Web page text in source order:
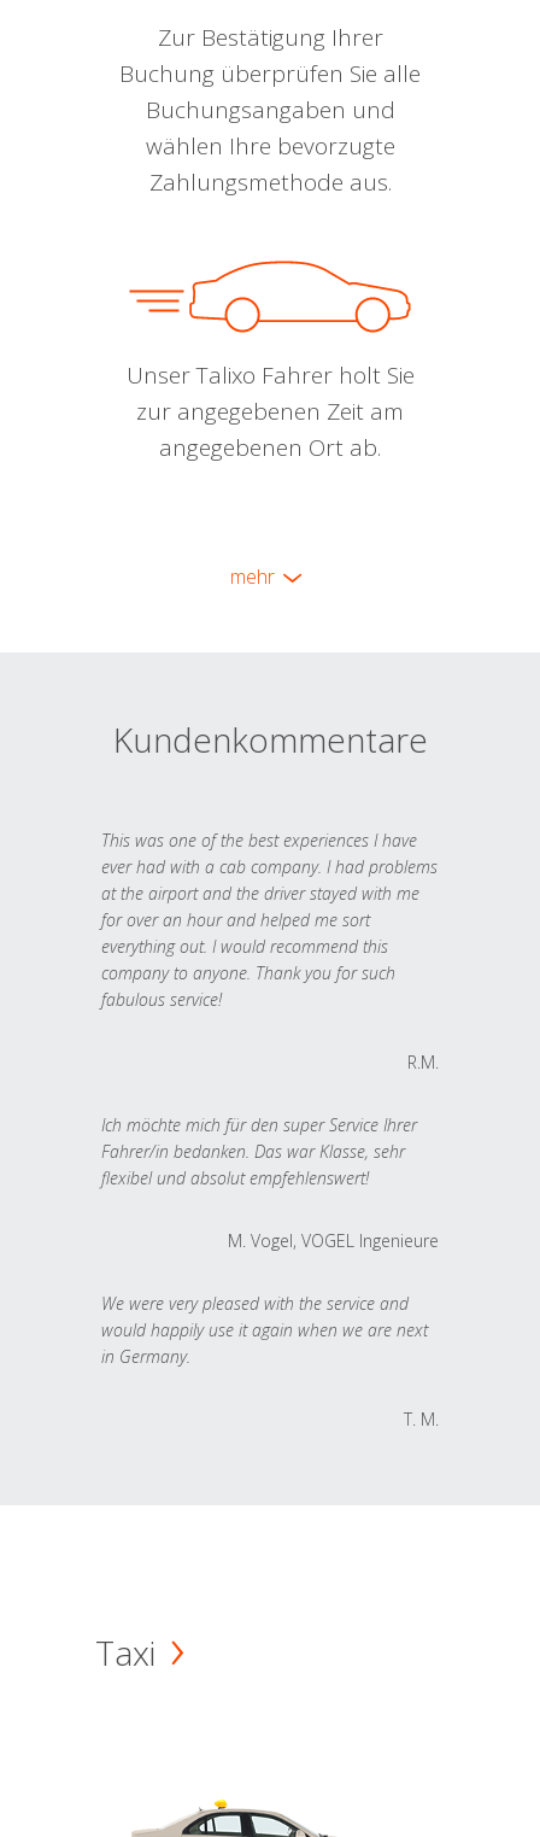
Zur Bestätigung Ihrer
Buchung überprüfen Sie alle
Buchungsangaben und
wählen Ihre bevorzugte
Zahlungsmethode aus.
Unser Talixo Fahrer holt Sie
zur angegebenen Zeit am
angegebenen Ort ab.
mehr
Kundenkommentare
This was one of the best experiences I have
ever had with a cab company. I had problems
at the airport and the driver stayed with me
for over an hour and helped me sort
everything out. I would recommend this
company to anyone. Thank you for such
fabulous service!
R.M.
Ich möchte mich für den super Service Ihrer
Fahrer/in bedanken. Das war Klasse, sehr
flexibel und absolut empfehlenswert!
M. Vogel, VOGEL Ingenieure
We were very pleased with the service and
would happily use it again when we are next
in Germany.
T. M.
Taxi